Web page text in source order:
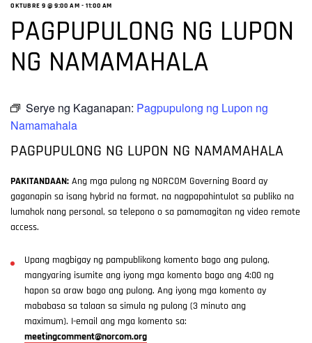
OKTUBRE 9 @ 9:00 AM -11:00 AM
PAGPUPULONG NG LUPON
NG NAMAMAHALA
Serye ng Kaganapan: Pagpupulong ng Lupon ng
Namamahala
PAGPUPULONG NG LUPON NG NAMAMAHALA
PAKITANDAAN: Ang mga pulong ng NORCOM Governing Board ay
gaganapin sa isang hybrid na format, na nagpapahintulot sa publiko na
lumahok nang personal, sa telepono o sa pamamagitan ng video remote
access.
Upang magbigay ng pampublikong komento bago ang pulong,
mangyaring isumite ang iyong mga komento bago ang 4:00 ng
hapon sa araw bago ang pulong. Ang iyong mga komento ay
mababasa sa talaan sa simula ng pulong (3 minuto ang
maximum). I-email ang mga komento sa:
meetingcomment@norcom.org